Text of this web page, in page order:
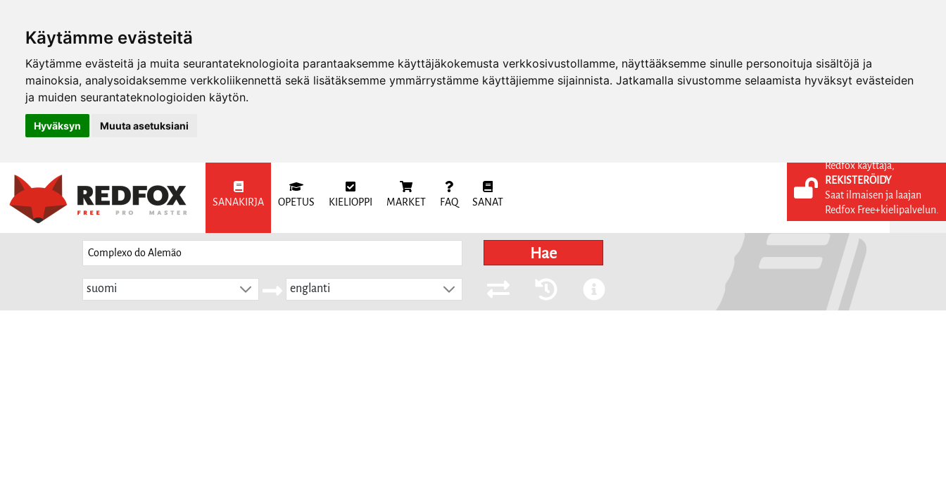
Käytämme evästeitä
Käytämme evästeitä ja muita seurantateknologioita parantaaksemme käyttäjäkokemusta verkkosivustollamme, näyttääksemme sinulle personoituja sisältöjä ja
mainoksia, analysoidaksemme verkkoliikennettä sekä lisätäksemme ymmärrystämme käyttäjiemme sijainnista. Jatkamalla sivustomme selaamista hyväksyt evästeiden
ja muiden seurantateknologioiden käytön.
Hyväksyn Muuta asetuksiani
SANAKIRJA OPETUS KIELIOPPI MARKET FAQ SANAT
KIRJAUDU SISÄÄN
REKISTERÖIDY
Hae
suomi englanti
Redfox käyttäjä,
REKISTERÖIDY
Saat ilmaisen ja laajan
Redfox Free+kielipalvelun.